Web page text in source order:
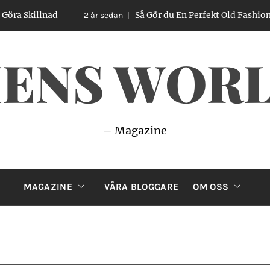
2 år sedan Så Gör du En Perfekt Old Fashioned – Enkel
– Magazine
MAGAZINE VÅRA BLOGGARE OM OSS